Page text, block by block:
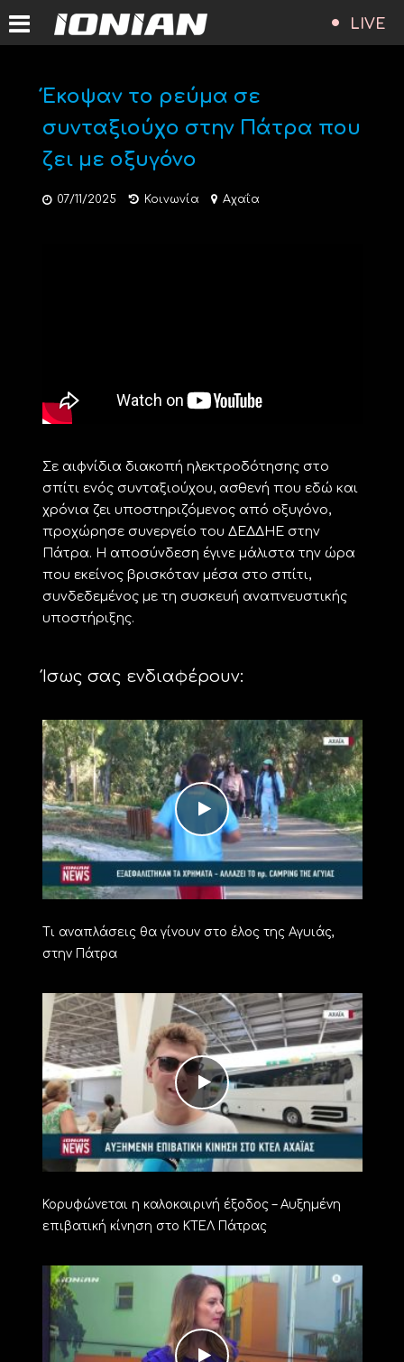
LIVE
Έκοψαν το ρεύμα σε
συνταξιούχο στην Πάτρα που
ζει με οξυγόνο
07/11/2025 Κοινωνία Αχαΐα
Σε αιφνίδια διακοπή ηλεκτροδότησης στο
σπίτι ενός συνταξιούχου, ασθενή που εδώ και
χρόνια ζει υποστηριζόμενος από οξυγόνο,
προχώρησε συνεργείο του ΔΕΔΔΗΕ στην
Πάτρα. Η αποσύνδεση έγινε μάλιστα την ώρα
που εκείνος βρισκόταν μέσα στο σπίτι,
συνδεδεμένος με τη συσκευή αναπνευστικής
υποστήριξης.
Ίσως σας ενδιαφέρουν:
Τι αναπλάσεις θα γίνουν στο έλος της Αγυιάς,
στην Πάτρα
Κορυφώνεται η καλοκαιρινή έξοδος – Αυξημένη
επιβατική κίνηση στο ΚΤΕΛ Πάτρας